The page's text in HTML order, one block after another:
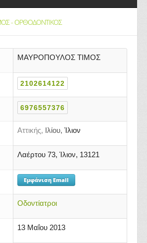
- ΟΡΘΟΔΟΝΤΙΚΟΣ
ΜΑΥΡΟΠΟΥΛΟΣ ΤΙΜΟΣ
2102614122
6976557376
Αττικής, Ιλίου, Ίλιον
Λαέρτου 73, Ίλιον, 13121
Εμφάνιση Email
Οδοντίατροι
13 Μαΐου 2013